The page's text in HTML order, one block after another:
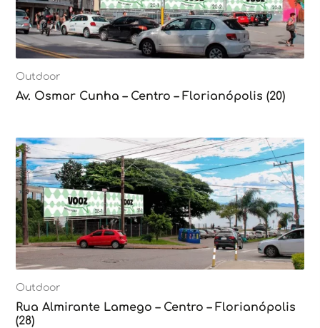
Outdoor
Av. Osmar Cunha – Centro – Florianópolis (20)
Outdoor
Rua Almirante Lamego – Centro – Florianópolis
(28)